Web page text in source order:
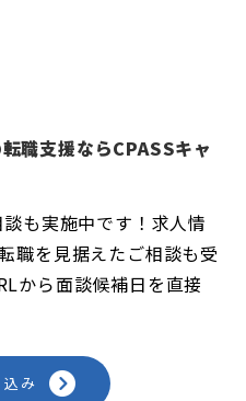
職支援ならCPASSキャ
も実施中です！求人情
職を見据えたご相談も受
から面談候補日を直接
み